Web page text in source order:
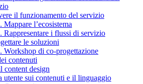
il funzionamento del servizio
Mappare l’ecosistema
Rappresentare i flussi di servizio
le soluzioni
Workshop di co-progettazione
contenuti
content design
utente sui contenuti e il linguaggio